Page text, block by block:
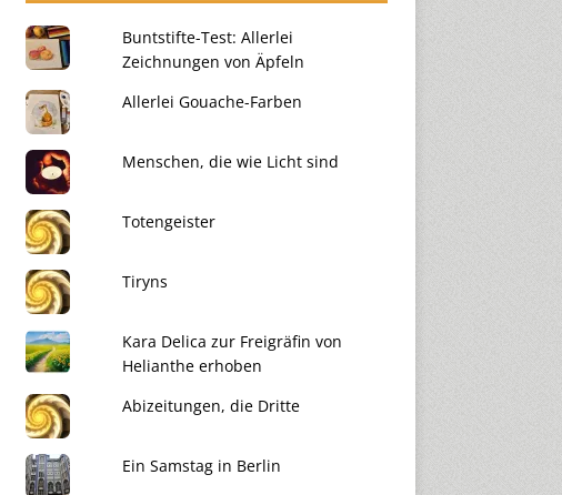
Buntstifte-Test: Allerlei
Zeichnungen von Äpfeln
Allerlei Gouache-Farben
Menschen, die wie Licht sind
Totengeister
Tiryns
Kara Delica zur Freigräfin von
Helianthe erhoben
Abizeitungen, die Dritte
Ein Samstag in Berlin